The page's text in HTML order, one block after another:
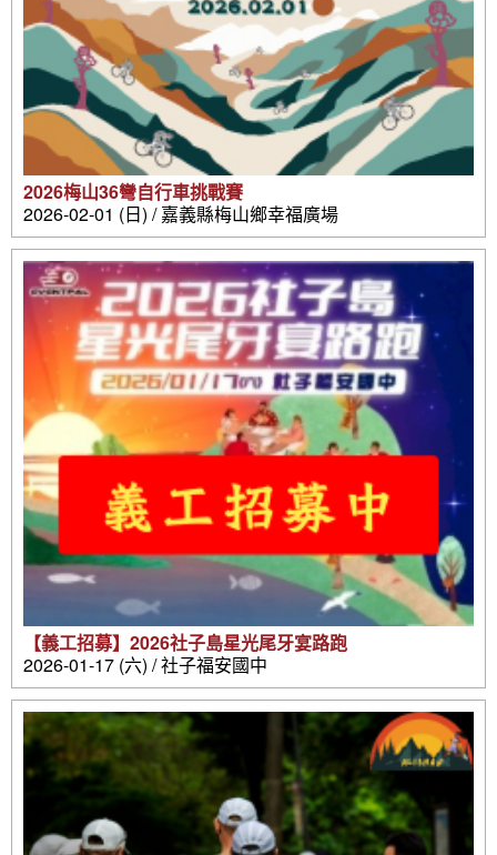
2026梅山36彎自行車挑戰賽
2026-02-01 (日) / 嘉義縣梅山鄉幸福廣場
【義工招募】2026社子島星光尾牙宴路跑
2026-01-17 (六) / 社子福安國中